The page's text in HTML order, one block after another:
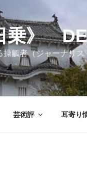
乗》
操觚者（ジャーナリ
芸術評 耳寄り